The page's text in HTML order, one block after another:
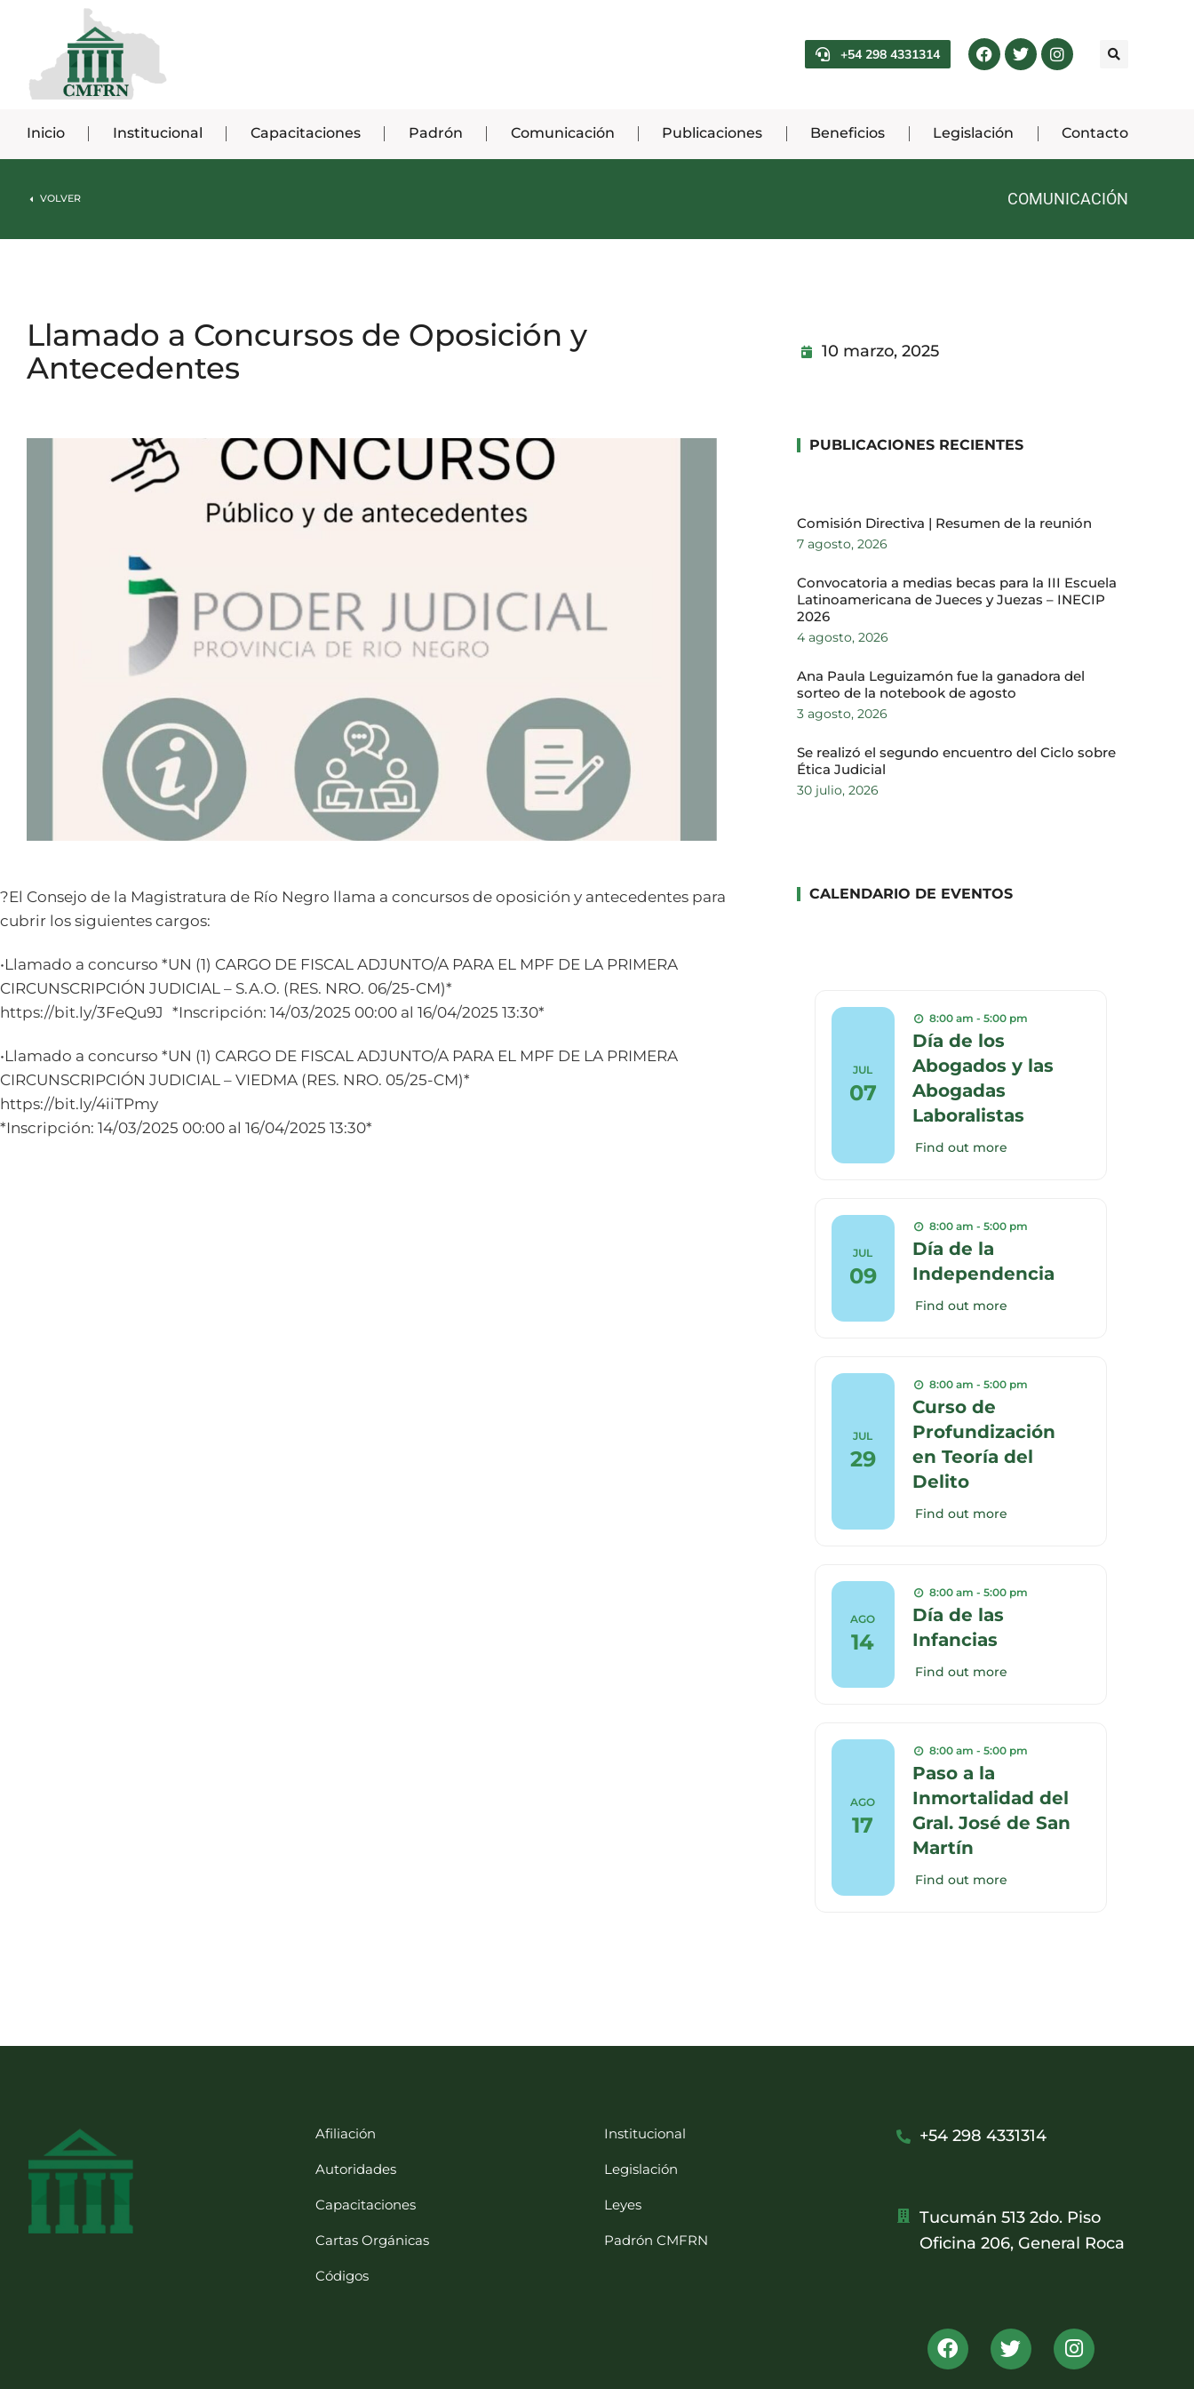
+54 298 4331314
Inicio Institucional Capacitaciones Padrón Comunicación Publicaciones Beneficios Legislación Contacto
VOLVER COMUNICACIÓN
Llamado a Concursos de Oposición y
Antecedentes
10 marzo, 2025
?El Consejo de la Magistratura de Río Negro llama a concursos de oposición y antecedentes para
cubrir los siguientes cargos:
•Llamado a concurso *UN (1) CARGO DE FISCAL ADJUNTO/A PARA EL MPF DE LA PRIMERA
CIRCUNSCRIPCIÓN JUDICIAL – S.A.O. (RES. NRO. 06/25-CM)*
https://bit.ly/3FeQu9J *Inscripción: 14/03/2025 00:00 al 16/04/2025 13:30*
•Llamado a concurso *UN (1) CARGO DE FISCAL ADJUNTO/A PARA EL MPF DE LA PRIMERA
CIRCUNSCRIPCIÓN JUDICIAL – VIEDMA (RES. NRO. 05/25-CM)*
https://bit.ly/4iiTPmy
*Inscripción: 14/03/2025 00:00 al 16/04/2025 13:30*
PUBLICACIONES RECIENTES
Comisión Directiva | Resumen de la reunión
7 agosto, 2026
Convocatoria a medias becas para la III Escuela
Latinoamericana de Jueces y Juezas – INECIP
2026
4 agosto, 2026
Ana Paula Leguizamón fue la ganadora del
sorteo de la notebook de agosto
3 agosto, 2026
Se realizó el segundo encuentro del Ciclo sobre
Ética Judicial
30 julio, 2026
CALENDARIO DE EVENTOS
JUL
07
8:00 am - 5:00 pm
Día de los
Abogados y las
Abogadas
Laboralistas
Find out more
JUL
09
8:00 am - 5:00 pm
Día de la
Independencia
Find out more
JUL
29
8:00 am - 5:00 pm
Curso de
Profundización
en Teoría del
Delito
Find out more
AGO
14
8:00 am - 5:00 pm
Día de las
Infancias
Find out more
AGO
17
8:00 am - 5:00 pm
Paso a la
Inmortalidad del
Gral. José de San
Martín
Find out more
Afiliación
Autoridades
Capacitaciones
Cartas Orgánicas
Códigos
Institucional
Legislación
Leyes
Padrón CMFRN
+54 298 4331314
Tucumán 513 2do. Piso
Oficina 206, General Roca